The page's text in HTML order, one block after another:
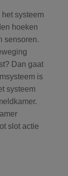
systeem
hoeken
sensoren.
Dan gaat
is
systeem
slot actie